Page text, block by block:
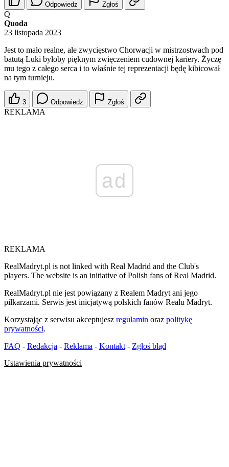
Odpowiedz Zgłoś
Q
Quoda
23 listopada 2023
Jest to mało realne, ale zwycięstwo Chorwacji w mistrzostwach pod
batutą Luki byłoby pięknym zwięczeniem cudownej kariery. Życzę
mu tego z całego serca i to właśnie tej reprezentacji będę kibicował
na tym turnieju.
3 Odpowiedz Zgłoś
REKLAMA
ad
REKLAMA
RealMadryt.pl is not linked with Real Madrid and the Club's
players. The website is an initiative of Polish fans of Real Madrid.
RealMadryt.pl nie jest powiązany z Realem Madryt ani jego
piłkarzami. Serwis jest inicjatywą polskich fanów Realu Madryt.
Korzystając z serwisu akceptujesz regulamin oraz politykę
prywatności.
FAQ - Redakcja - Reklama - Kontakt - Zgłoś błąd
Ustawienia prywatności